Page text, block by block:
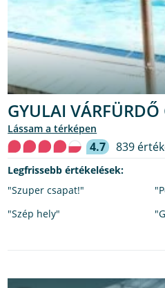
GYULAI VÁRFÜRDŐ
lássam a térképen
4.7 839
Legfrissebb értékelések:
"Szuper csapat!"
"Szép hely"